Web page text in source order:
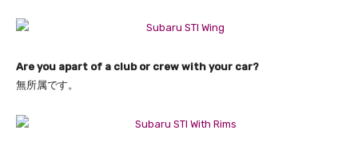
Are you apart of a club or crew with your car?
無所属です。